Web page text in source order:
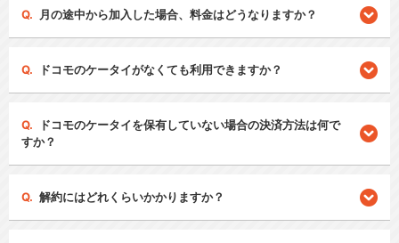
月の途中から加入した場合、料金はどうなりますか？
ドコモのケータイがなくても利用できますか？
ドコモのケータイを保有していない場合の決済方法は何で
すか？
解約にはどれくらいかかりますか？